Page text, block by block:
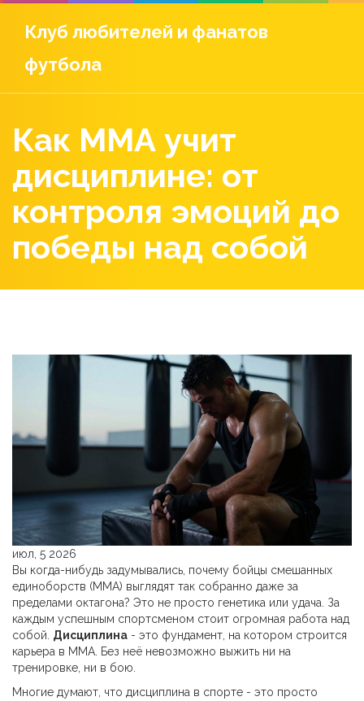
Клуб любителей и фанатов
футбола
Как ММА учит
дисциплине: от
контроля эмоций до
победы над собой
июл, 5 2026
Вы когда-нибудь задумывались, почему бойцы смешанных
единоборств (ММА) выглядят так собранно даже за
пределами октагона? Это не просто генетика или удача. За
каждым успешным спортсменом стоит огромная работа над
собой. Дисциплина - это фундамент, на котором строится
карьера в ММА. Без неё невозможно выжить ни на
тренировке, ни в бою.
Многие думают, что дисциплина в спорте - это просто